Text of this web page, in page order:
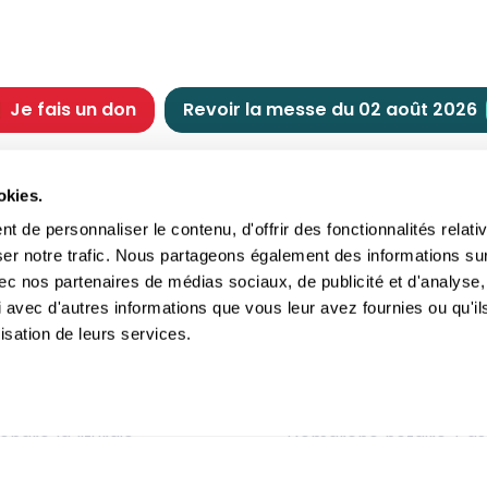
de personnaliser le contenu, d'offrir des fonctionnalités
notre trafic. Nous partageons également des informations
nos partenaires de médias sociaux, de publicité et
d'autres informations que vous leur avez fournies ou
de leurs services.
Je fais un don Revoir la messe du 02 août 2026
chrétiennes
du jour
religieux
et traditions
la liturgie
Comment nous
Faire un don
Réduction d’impôt
Philanthropie
Démarche notaire /